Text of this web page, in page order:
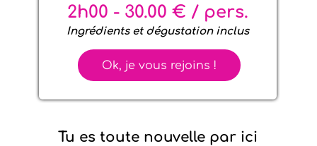
Tu es toute nouvelle par ici
2h00 - 30.00 € / pers.
Ingrédients et dégustation inclus
Ok, je vous rejoins !